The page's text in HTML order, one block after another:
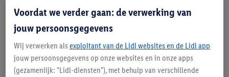
Klanteninformatie over batterijen Europese
Batterijenverordening
Voordat we verder gaan: de verwerking van
jouw persoonsgegevens
Wij verwerken als exploitant van de Lidl websites en de Lidl app
jouw persoonsgegevens op onze websites en in onze apps
(gezamenlijk: "Lidl-diensten"), met behulp van verschillende